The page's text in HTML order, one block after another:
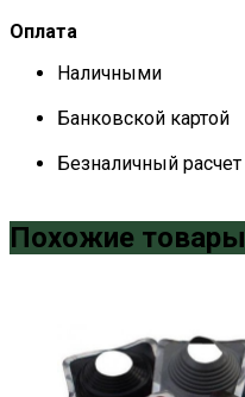
Оплата
Наличными
Банковской картой
Безналичный расчет
Похожие товары